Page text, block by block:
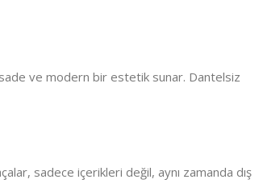
ve modern bir estetik sunar. Dantelsiz
sadece içerikleri değil, aynı zamanda dış